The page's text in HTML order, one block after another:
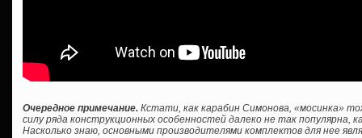
Очередное примечание. Кстати, как карабин Симонова, «мосинка»
силу ряда конструкционных особенностей далеко не так популярна,
Насколько знаю, основными производителями комплектов для нее